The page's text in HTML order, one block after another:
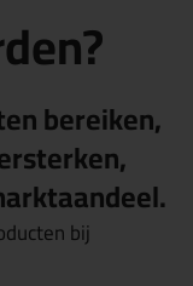
bereiken,
bij